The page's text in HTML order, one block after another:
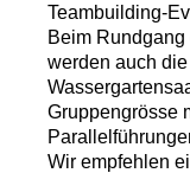
Teambuilding-
Beim
werden auch
Gruppengrösse
Wir empfehlen